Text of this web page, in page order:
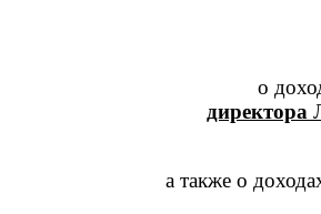
о
директора
а также о